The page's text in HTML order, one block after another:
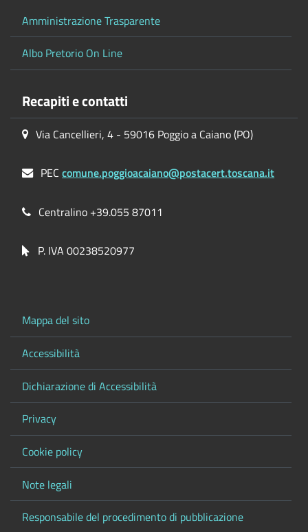
Amministrazione Trasparente
Albo Pretorio On Line
Recapiti e contatti
Via Cancellieri, 4 - 59016 Poggio a Caiano (PO)
PECcomune.poggioacaiano@postacert.toscana.it
Centralino +39.055 87011
P. IVA 00238520977
Mappa del sito
Accessibilità
Dichiarazione di Accessibilità
Privacy
Cookie policy
Note legali
Responsabile del procedimento di pubblicazione